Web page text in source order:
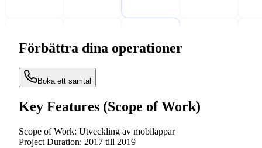
Förbättra dina operationer
Boka ett samtal
Key Features (Scope of Work)
Scope of Work: Utveckling av mobilappar
Project Duration: 2017 till 2019